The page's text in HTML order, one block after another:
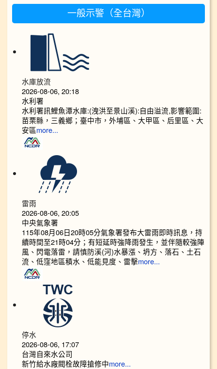
一般示警（全台灣）
水庫放流
2026-08-06, 20:18
水利署
水利署訊鯉魚潭水庫:(洩洪至景山溪):自由溢流,影響範圍:
苗栗縣，三義鄉；臺中市，外埔區、大甲區、后里區、大
安區more...
雷雨
2026-08-06, 20:05
中央氣象署
115年08月06日20時05分氣象署發布大雷雨即時訊息，持
續時間至21時04分；有短延時強降雨發生，並伴隨較強陣
風、閃電落雷，請慎防溪(河)水暴漲、坍方、落石、土石
流、低窪地區積水、低能見度、雷擊more...
停水
2026-08-06, 17:07
台灣自來水公司
新竹給水廠閥栓故障搶修中more...